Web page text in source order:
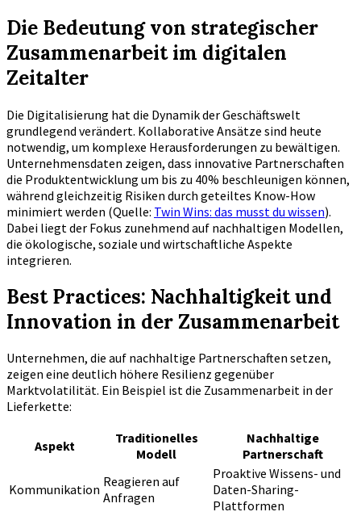
Die Bedeutung von strategischer
Zusammenarbeit im digitalen
Zeitalter
Die Digitalisierung hat die Dynamik der Geschäftswelt
grundlegend verändert. Kollaborative Ansätze sind heute
notwendig, um komplexe Herausforderungen zu bewältigen.
Unternehmensdaten zeigen, dass innovative Partnerschaften
die Produktentwicklung um bis zu 40% beschleunigen können,
während gleichzeitig Risiken durch geteiltes Know-How
minimiert werden (Quelle: Twin Wins: das musst du wissen).
Dabei liegt der Fokus zunehmend auf nachhaltigen Modellen,
die ökologische, soziale und wirtschaftliche Aspekte
integrieren.
Best Practices: Nachhaltigkeit und
Innovation in der Zusammenarbeit
Unternehmen, die auf nachhaltige Partnerschaften setzen,
zeigen eine deutlich höhere Resilienz gegenüber
Marktvolatilität. Ein Beispiel ist die Zusammenarbeit in der
Lieferkette:
Aspekt
Traditionelles
Modell
Nachhaltige
Partnerschaft
Kommunikation Reagieren auf
Anfragen
Proaktive Wissens- und
Daten-Sharing-
Plattformen